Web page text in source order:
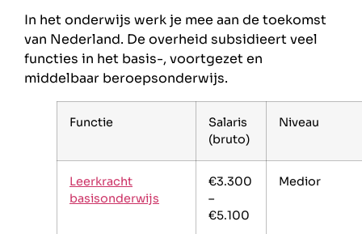
In het onderwijs werk je mee aan de toekomst
van Nederland. De overheid subsidieert veel
functies in het basis-, voortgezet en
middelbaar beroepsonderwijs.
Functie
Salaris
(bruto)
Niveau
Leerkracht
basisonderwijs
€3.300
–
€5.100
Medior